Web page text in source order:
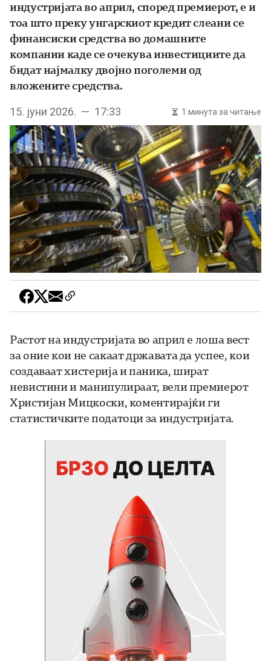
индустријата во април, според премиерот, е и
тоа што преку унгарскиот кредит слеани се
финансиски средства во домашните
компании каде се очекува инвестициите да
бидат најмалку двојно поголеми од
вложените средства.
15. јуни 2026. — 17:33 1 минута за читање
Растот на индустријата во април е лоша вест
за оние кои не сакаат државата да успее, кои
создаваат хистерија и паника, шират
невистини и манипулираат, вели премиерот
Христијан Мицкоски, коментирајќи ги
статистичките податоци за индустријата.